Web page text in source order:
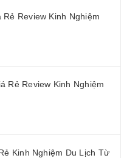
Rẻ Review Kinh Nghiệm
Rẻ Review Kinh Nghiệm
Kinh Nghiệm Du Lịch Từ